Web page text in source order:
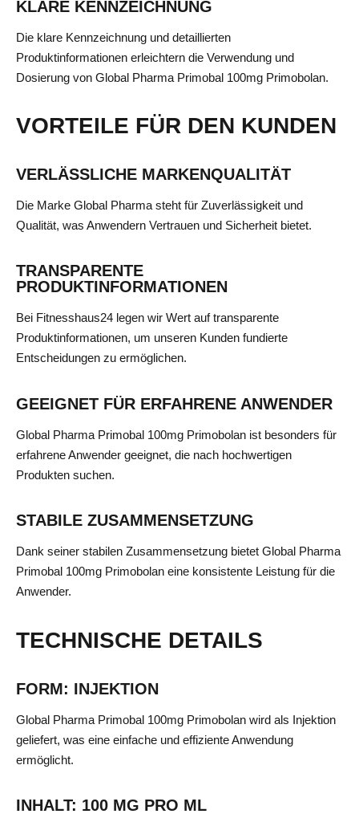
KLARE KENNZEICHNUNG
Die klare Kennzeichnung und detaillierten
Produktinformationen erleichtern die Verwendung und
Dosierung von Global Pharma Primobal 100mg Primobolan.
VORTEILE FÜR DEN KUNDEN
VERLÄSSLICHE MARKENQUALITÄT
Die Marke Global Pharma steht für Zuverlässigkeit und
Qualität, was Anwendern Vertrauen und Sicherheit bietet.
TRANSPARENTE
PRODUKTINFORMATIONEN
Bei Fitnesshaus24 legen wir Wert auf transparente
Produktinformationen, um unseren Kunden fundierte
Entscheidungen zu ermöglichen.
GEEIGNET FÜR ERFAHRENE ANWENDER
Global Pharma Primobal 100mg Primobolan ist besonders für
erfahrene Anwender geeignet, die nach hochwertigen
Produkten suchen.
STABILE ZUSAMMENSETZUNG
Dank seiner stabilen Zusammensetzung bietet Global Pharma
Primobal 100mg Primobolan eine konsistente Leistung für die
Anwender.
TECHNISCHE DETAILS
FORM: INJEKTION
Global Pharma Primobal 100mg Primobolan wird als Injektion
geliefert, was eine einfache und effiziente Anwendung
ermöglicht.
INHALT: 100 MG PRO ML